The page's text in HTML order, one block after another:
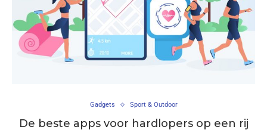
Gadgets Sport & Outdoor
De beste apps voor hardlopers op een rij